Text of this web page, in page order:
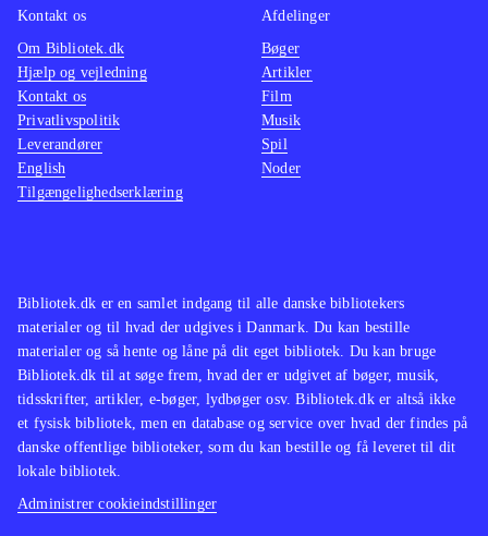
spændende spil der skaber en fin
spiloplevelse, dog uden at sprænge
nogen skala. Mangler man iskolde og
ugæstfri planeter i spilsamlingen er
dette ikke et dårlig bud
Bibliotek.dk er en samlet indgang til alle danske bibliotekers
materialer og til hvad der udgives i Danmark. Du kan bestille
materialer og så hente og låne på dit eget bibliotek. Du kan bruge
Bibliotek.dk til at søge frem, hvad der er udgivet af bøger, musik,
tidsskrifter, artikler, e-bøger, lydbøger osv. Bibliotek.dk er altså ikke
et fysisk bibliotek, men en database og service over hvad der findes på
danske offentlige biblioteker, som du kan bestille og få leveret til dit
lokale bibliotek.
Administrer cookieindstillinger
Kontakt os
Om Bibliotek.dk
Hjælp og vejledning
Kontakt os
Privatlivspolitik
Leverandører
English
Tilgængelighedserklæring
Afdelinger
Bøger
Artikler
Film
Musik
Spil
Noder